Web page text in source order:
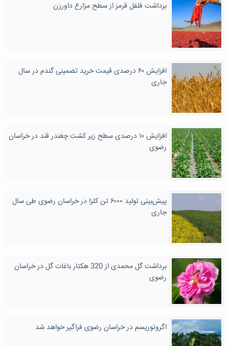
برداشت فلفل قرمز از سطح مزارع داورزن
افزایش ۶۰ درصدی قیمت خرید تضمینی گندم در سال
جاری
افزایش ۱۰ درصدی سطح زیر کشت چغندر قند در خراسان
رضوی
پیش‌بینی تولید ۶۰۰۰ تن کلزا در خراسان رضوی طی سال
جاری
برداشت گل محمدی از 320 هکتار باغات گل در خراسان
رضوی
اگروتوریسم در خراسان رضوی فراگیر خواهد شد